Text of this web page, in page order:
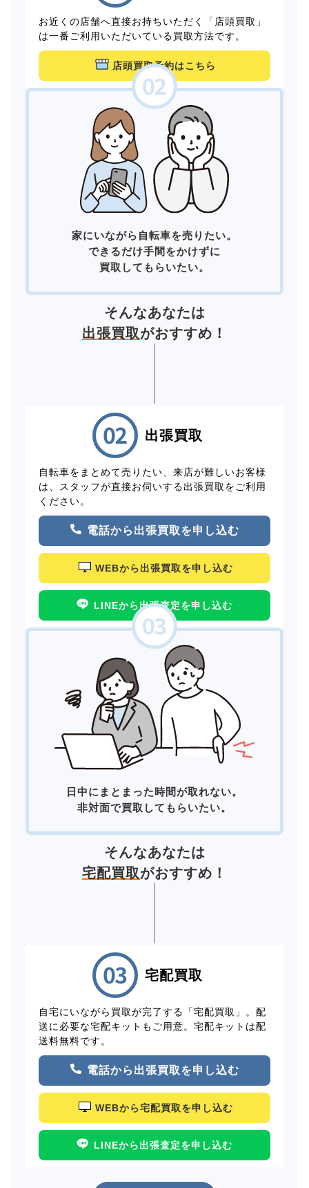
お近くの店舗へ直接お持ちいただく「店頭買取」
は一番ご利用いただいている買取方法です。
店頭買取予約はこちら
家にいながら自転車を売りたい。
できるだけ手間をかけずに
買取してもらいたい。
そんなあなたは
出張買取がおすすめ！
出張買取
自転車をまとめて売りたい、来店が難しいお客様
は、スタッフが直接お伺いする出張買取をご利用
ください。
電話から出張買取を申し込む
WEBから出張買取を申し込む
LINEから出張査定を申し込む
日中にまとまった時間が取れない。
非対面で買取してもらいたい。
そんなあなたは
宅配買取がおすすめ！
宅配買取
自宅にいながら買取が完了する「宅配買取」。配
送に必要な宅配キットもご用意。宅配キットは配
送料無料です。
電話から出張買取を申し込む
WEBから宅配買取を申し込む
LINEから出張査定を申し込む